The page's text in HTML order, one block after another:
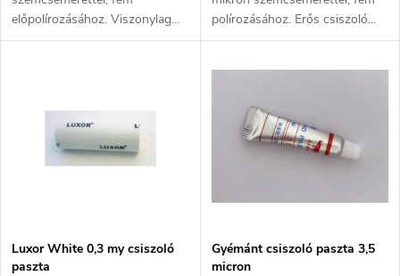
előpolírozásához. Viszonylag
erős csiszoló hatás és
polírozásához. Erős csiszoló
hatás és tükörfény elérése.
Luxor White 0,3 my csiszoló
paszta
Gyémánt csiszoló paszta 3,5
micron